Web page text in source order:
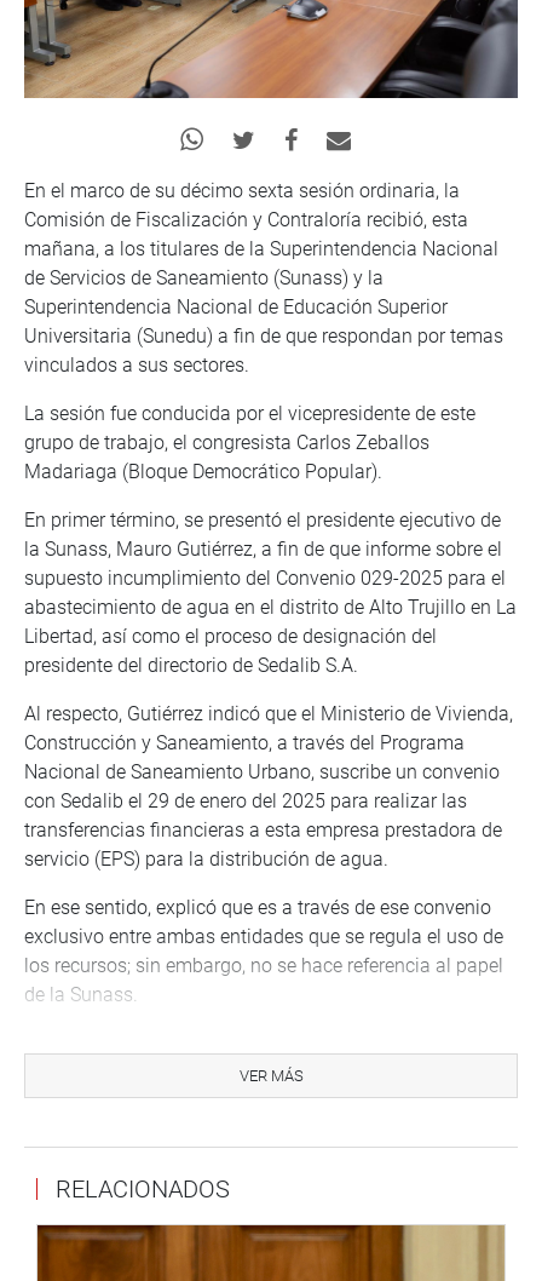
En el marco de su décimo sexta sesión ordinaria, la
Comisión de Fiscalización y Contraloría recibió, esta
mañana, a los titulares de la Superintendencia Nacional
de Servicios de Saneamiento (Sunass) y la
Superintendencia Nacional de Educación Superior
Universitaria (Sunedu) a fin de que respondan por temas
vinculados a sus sectores.
La sesión fue conducida por el vicepresidente de este
grupo de trabajo, el congresista Carlos Zeballos
Madariaga (Bloque Democrático Popular).
En primer término, se presentó el presidente ejecutivo de
la Sunass, Mauro Gutiérrez, a fin de que informe sobre el
supuesto incumplimiento del Convenio 029-2025 para el
abastecimiento de agua en el distrito de Alto Trujillo en La
Libertad, así como el proceso de designación del
presidente del directorio de Sedalib S.A.
Al respecto, Gutiérrez indicó que el Ministerio de Vivienda,
Construcción y Saneamiento, a través del Programa
Nacional de Saneamiento Urbano, suscribe un convenio
con Sedalib el 29 de enero del 2025 para realizar las
transferencias financieras a esta empresa prestadora de
servicio (EPS) para la distribución de agua.
En ese sentido, explicó que es a través de ese convenio
exclusivo entre ambas entidades que se regula el uso de
los recursos; sin embargo, no se hace referencia al papel
de la Sunass.
manifestó que en materia de gobernanza su actuación se
circunscribe a verificar el cumplimiento de los requisitos,
competencia para designar o concluir a directores de
UNIVERSIDAD INTERCULTURAL AIMARA DE ILAVE
VER MÁS
RELACIONADOS